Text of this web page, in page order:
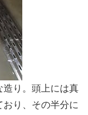
造り。頭上には真
り、その半分に